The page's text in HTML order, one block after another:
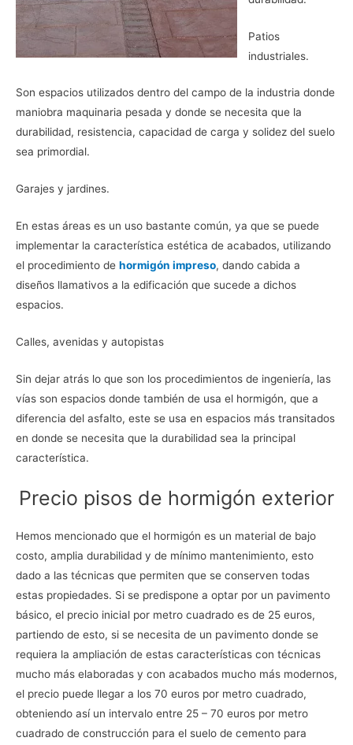
Patios
industriales.
Son espacios utilizados dentro del campo de la industria donde
maniobra maquinaria pesada y donde se necesita que la
durabilidad, resistencia, capacidad de carga y solidez del suelo
sea primordial.
Garajes y jardines.
En estas áreas es un uso bastante común, ya que se puede
implementar la característica estética de acabados, utilizando
el procedimiento de hormigón impreso, dando cabida a
diseños llamativos a la edificación que sucede a dichos
espacios.
Calles, avenidas y autopistas
Sin dejar atrás lo que son los procedimientos de ingeniería, las
vías son espacios donde también de usa el hormigón, que a
diferencia del asfalto, este se usa en espacios más transitados
en donde se necesita que la durabilidad sea la principal
característica.
Precio pisos de hormigón exterior
Hemos mencionado que el hormigón es un material de bajo
costo, amplia durabilidad y de mínimo mantenimiento, esto
dado a las técnicas que permiten que se conserven todas
estas propiedades. Si se predispone a optar por un pavimento
básico, el precio inicial por metro cuadrado es de 25 euros,
partiendo de esto, si se necesita de un pavimento donde se
requiera la ampliación de estas características con técnicas
mucho más elaboradas y con acabados mucho más modernos,
el precio puede llegar a los 70 euros por metro cuadrado,
obteniendo así un intervalo entre 25 – 70 euros por metro
cuadrado de construcción para el suelo de cemento para